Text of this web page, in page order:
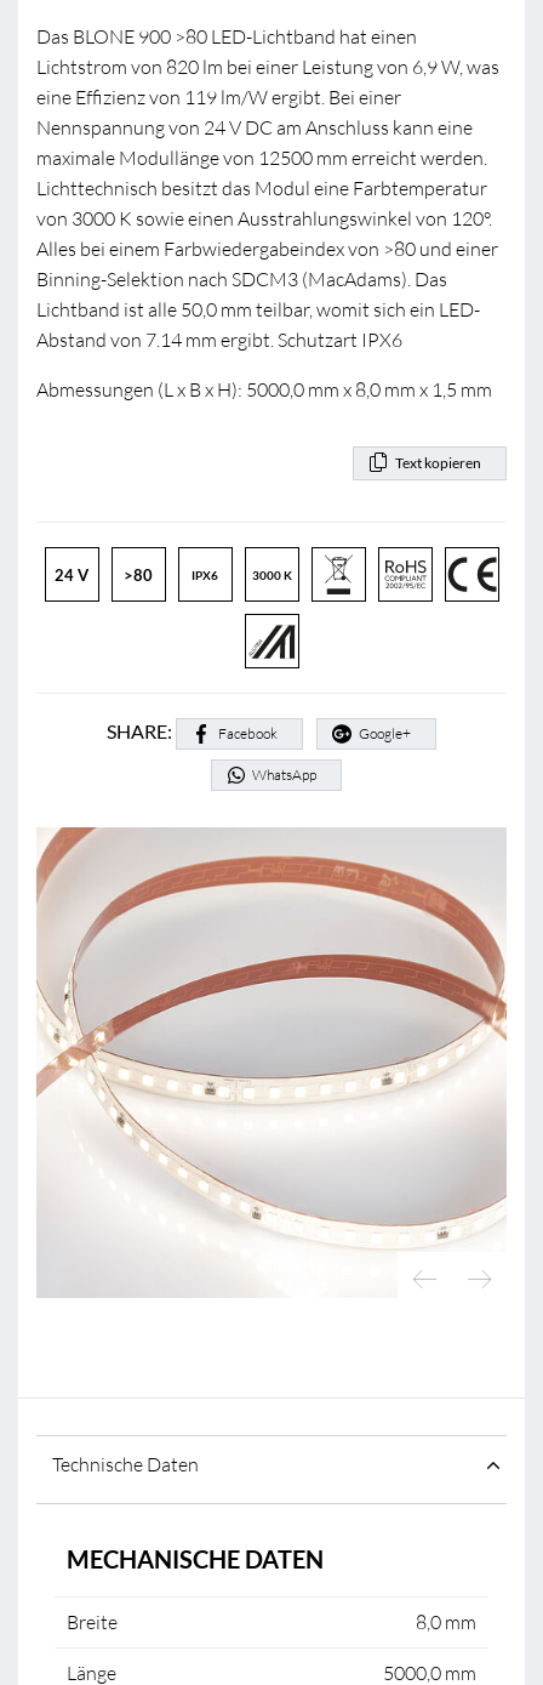
Das BLONE 900 >80 LED-Lichtband hat einen
Lichtstrom von 820 lm bei einer Leistung von 6,9 W, was
eine Effizienz von 119 lm/W ergibt. Bei einer
Nennspannung von 24 V DC am Anschluss kann eine
maximale Modullänge von 12500 mm erreicht werden.
Lichttechnisch besitzt das Modul eine Farbtemperatur
von 3000 K sowie einen Ausstrahlungswinkel von 120°.
Alles bei einem Farbwiedergabeindex von >80 und einer
Binning-Selektion nach SDCM3 (MacAdams). Das
Lichtband ist alle 50,0 mm teilbar, womit sich ein LED-
Abstand von 7.14 mm ergibt. Schutzart IPX6
Abmessungen (L x B x H): 5000,0 mm x 8,0 mm x 1,5 mm
Text kopieren
24 V >80 IPX6 3000 K
SHARE: Facebook Google+
WhatsApp
Technische Daten
MECHANISCHE DATEN
Breite 8,0 mm
Länge 5000,0 mm